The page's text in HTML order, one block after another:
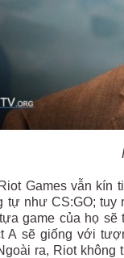
Games vẫn kín
tự như CS:GO; tuy
game của họ
A sẽ giống với
ra, Riot không